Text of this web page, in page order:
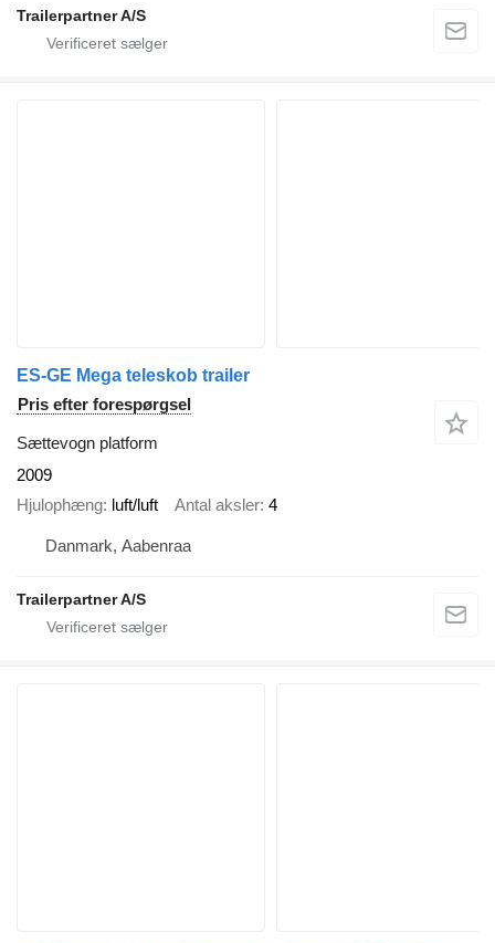
Trailerpartner A/S
ES-GE Mega teleskob trailer
Pris efter forespørgsel
Sættevogn platform
2009
Hjulophæng luft/luft Antal aksler 4
Danmark, Aabenraa
Trailerpartner A/S